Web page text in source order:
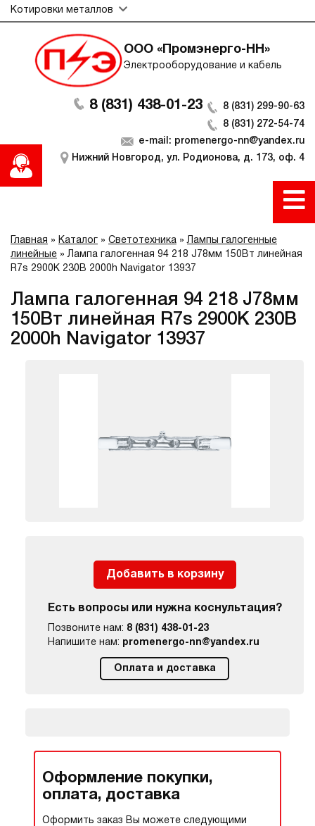
Котировки металлов
ООО «Промэнерго-НН»
Электрооборудование и кабель
8 (831) 438-01-23
8 (831) 299-90-63
8 (831) 272-54-74
e-mail: promenergo-nn@yandex.ru
Нижний Новгород, ул. Родионова, д. 173, оф. 4
Главная » Каталог » Светотехника »Лампы галогенные
линейные »Лампа галогенная 94 218 J78мм 150Вт линейная
R7s 2900К 230В 2000h Navigator 13937
Лампа галогенная 94 218 J78мм
150Вт линейная R7s 2900К 230В
2000h Navigator 13937
Добавить в корзину
Есть вопросы или нужна коснультация?
Позвоните нам: 8 (831) 438-01-23
Напишите нам: promenergo-nn@yandex.ru
Оплата и доставка
Оформление покупки,
оплата, доставка
Оформить заказ Вы можете следующими